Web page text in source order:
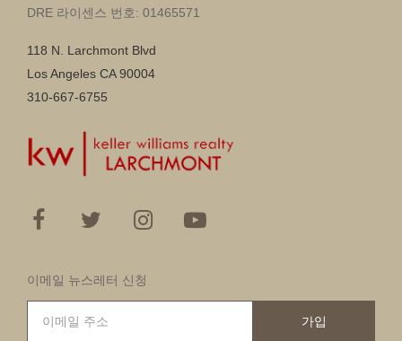
DRE 라이센스 번호: 01465571
118 N. Larchmont Blvd
Los Angeles CA 90004
310-667-6755
이메일 뉴스레터 신청
가입